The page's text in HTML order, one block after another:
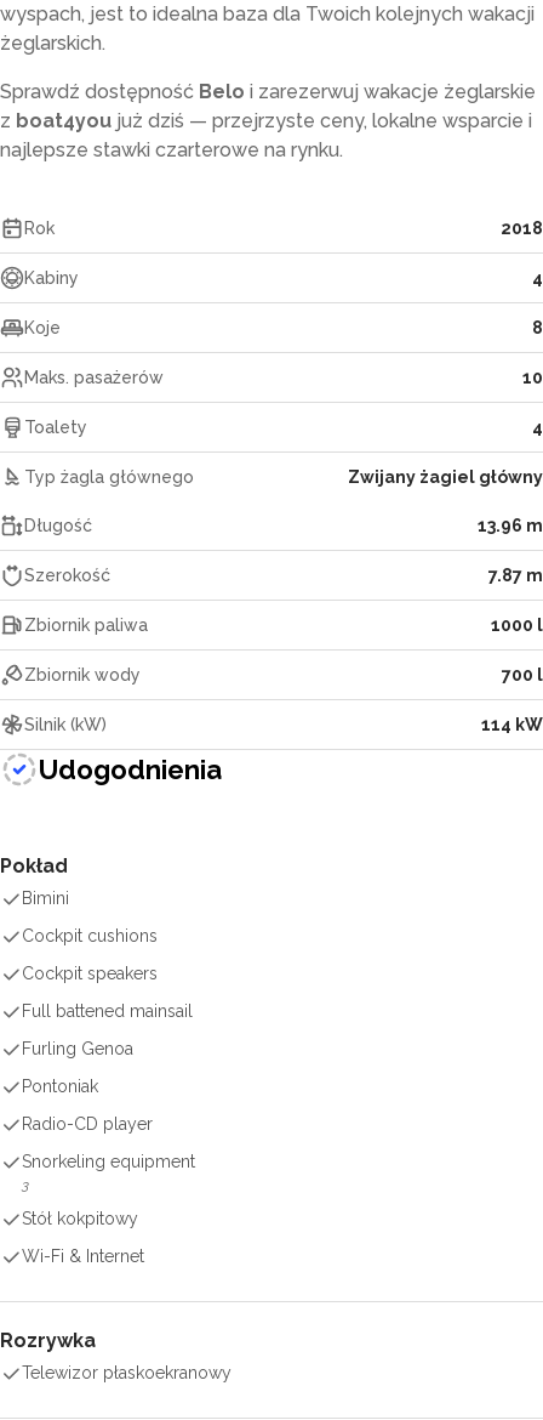
wyspach, jest to idealna baza dla Twoich kolejnych wakacji
żeglarskich.
Sprawdź dostępność Belo i zarezerwuj wakacje żeglarskie
z boat4you już dziś — przejrzyste ceny, lokalne wsparcie i
najlepsze stawki czarterowe na rynku.
Rok 2018
Kabiny 4
Koje 8
Maks. pasażerów 10
Toalety 4
Typ żagla głównego Zwijany żagiel główny
Długość 13.96 m
Szerokość 7.87 m
Zbiornik paliwa 1000 l
Zbiornik wody 700 l
Silnik (kW) 114 kW
Udogodnienia
Pokład
Bimini
Cockpit cushions
Cockpit speakers
Full battened mainsail
Furling Genoa
Pontoniak
Radio-CD player
Snorkeling equipment
3
Stół kokpitowy
Wi-Fi & Internet
Rozrywka
Telewizor płaskoekranowy